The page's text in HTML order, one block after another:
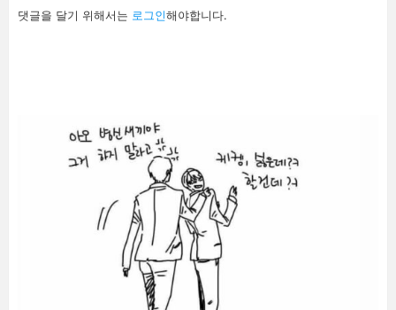
답
글
댓글을 달기 위해서는 로그인해야합니다.